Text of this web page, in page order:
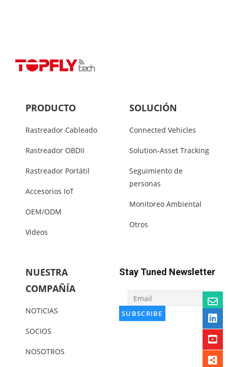
PRODUCTO
Rastreador Cableado
Rastreador OBDII
Rastreador Portátil
Accesorios IoT
OEM/ODM
Videos
SOLUCIÓN
Connected Vehicles
Solution-Asset Tracking
Seguimiento de
personas
Monitoreo Ambiental
Otros
NUESTRA
COMPAÑÍA
NOTICIAS
SOCIOS
NOSOTROS
Stay Tuned Newsletter